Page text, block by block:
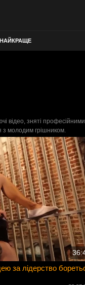
НАЙКРАЩЕ
відео, зняті
з молодим грішником.
за лідерство